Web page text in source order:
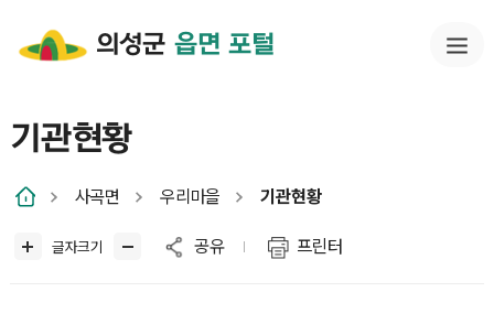
의성군 읍면 포털
기관현황
사곡면 우리마을 기관현황
글자크기 공유 프린터